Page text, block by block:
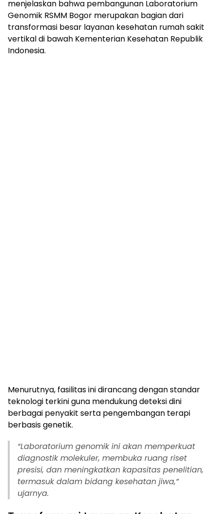
menjelaskan bahwa pembangunan Laboratorium
Genomik RSMM Bogor merupakan bagian dari
transformasi besar layanan kesehatan rumah sakit
vertikal di bawah Kementerian Kesehatan Republik
Indonesia.
Menurutnya, fasilitas ini dirancang dengan standar
teknologi terkini guna mendukung deteksi dini
berbagai penyakit serta pengembangan terapi
berbasis genetik.
“Laboratorium genomik ini akan memperkuat
diagnostik molekuler, membuka ruang riset
presisi, dan meningkatkan kapasitas penelitian,
termasuk dalam bidang kesehatan jiwa,”
ujarnya.